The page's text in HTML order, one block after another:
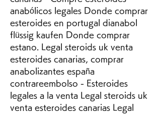
anabólicos legales Donde comprar
esteroides en portugal dianabol
flüssig kaufen Donde comprar
estano. Legal steroids uk venta
esteroides canarias, comprar
anabolizantes españa
contrareembolso - Esteroides
legales a la venta Legal steroids uk
venta esteroides canarias Legal